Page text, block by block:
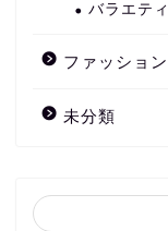
バラエティ
ファッション
未分類